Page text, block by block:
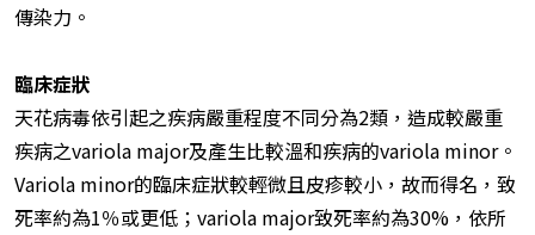
傳染力。
臨床症狀
天花病毒依引起之疾病嚴重程度不同分為2類，造成較嚴重
疾病之variola major及產生比較溫和疾病的variola minor。
Variola minor的臨床症狀較輕微且皮疹較小，故而得名，致
死率約為1％或更低；variola major致死率約為30%，依所